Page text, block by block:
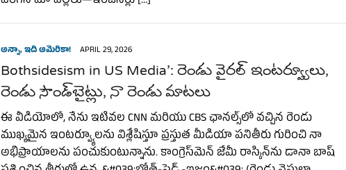
అన్నా, ఇది అమెరికా! APRIL 29, 2026
Bothsidesism in US Media’: రెండు వైరల్ ఇంటర్వ్యూలు,
రెండు సౌండ్‌బైట్లు, నా రెండు మాటలు
ఈ వీడియోలో, నేను ఇటీవల CNN మరియు CBS ఛానల్స్‌లో వచ్చిన రెండు
ముఖ్యమైన ఇంటర్వ్యూలను విశ్లేషిస్తూ ప్రస్తుత మీడియా పనితీరు గురించి నా
అభిప్రాయాలను పంచుకుంటున్నాను. కాంగ్రెస్‌మెన్ జేమీ రాస్కిన్‌ను డానా బాష్